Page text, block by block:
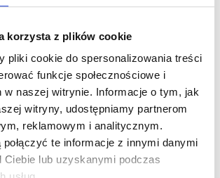
korzysta z plików cookie
pliki cookie do spersonalizowania treści
funkcje społecznościowe i
w naszej witrynie. Informacje o tym, jak
witryny, udostępniamy partnerom
reklamowym i analitycznym.
te informacje z innymi danymi
Ciebie lub uzyskanymi podczas
jakich godzinach i dniach sprzedaż
jest najwyższa. To gotowe
rekomendacji w WooCommerce
emailowych dokładnie wtedy,
są najbardziej skłonni do zakupu.